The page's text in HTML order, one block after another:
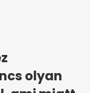
olyan